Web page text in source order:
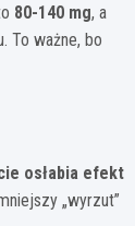
80-140 mg, a
To ważne, bo
osłabia efekt
„wyrzut”